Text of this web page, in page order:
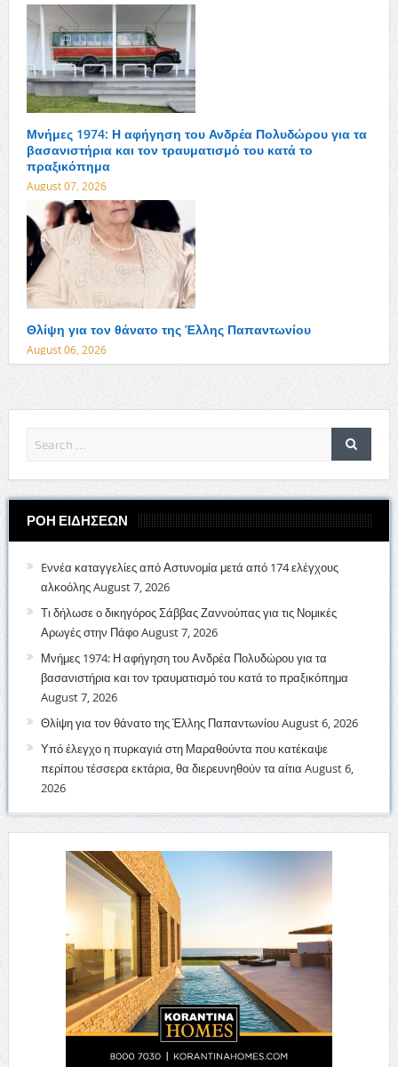
Μνήμες 1974: Η αφήγηση του Ανδρέα Πολυδώρου για τα
βασανιστήρια και τον τραυματισμό του κατά το
πραξικόπημα
August 07, 2026
Θλίψη για τον θάνατο της Έλλης Παπαντωνίου
August 06, 2026
ΡΟΗ ΕΙΔΗΣΕΩΝ
Eννέα καταγγελίες από Αστυνομία μετά από 174 ελέγχους
αλκοόληςAugust 7, 2026
Τι δήλωσε ο δικηγόρος Σάββας Ζαννούπας για τις Νομικές
Αρωγές στην ΠάφοAugust 7, 2026
Μνήμες 1974: Η αφήγηση του Ανδρέα Πολυδώρου για τα
βασανιστήρια και τον τραυματισμό του κατά το πραξικόπημα
August 7, 2026
Θλίψη για τον θάνατο της Έλλης ΠαπαντωνίουAugust 6, 2026
Υπό έλεγχο η πυρκαγιά στη Μαραθούντα που κατέκαψε
περίπου τέσσερα εκτάρια, θα διερευνηθούν τα αίτια August 6,
2026